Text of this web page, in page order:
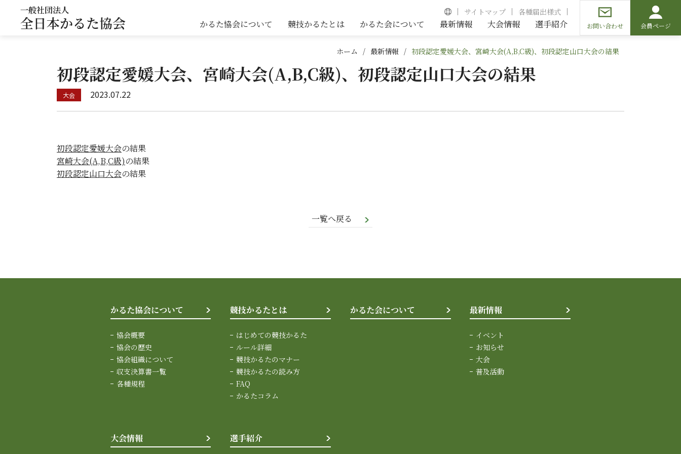
一般社団法人
全日本かるた協会
サイトマップ 各種届出様式
かるた協会について 競技かるたとは かるた会について 最新情報 大会情報 選手紹介 お問い合わせ 会員ページ
ホーム 最新情報 初段認定愛媛大会、宮崎大会(A,B,C級)、初段認定山口大会の結果
初段認定愛媛大会、宮崎大会(A,B,C級)、初段認定山口大会の結果
2023.07.22
初段認定愛媛大会の結果
宮崎大会(A,B,C級)の結果
初段認定山口大会の結果
一覧へ戻る
かるた協会について
協会概要
協会の歴史
協会組織について
収支決算書一覧
各種規程
競技かるたとは
はじめての競技かるた
ルール詳細
競技かるたのマナー
競技かるたの読み方
FAQ
かるたコラム
かるた会について 最新情報
イベント
お知らせ
大会
普及活動
大会情報 選手紹介